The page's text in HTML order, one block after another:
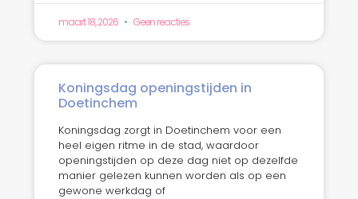
maart 18, 2026 Geen reacties
Koningsdag openingstijden in
Doetinchem
Koningsdag zorgt in Doetinchem voor een
heel eigen ritme in de stad, waardoor
openingstijden op deze dag niet op dezelfde
manier gelezen kunnen worden als op een
gewone werkdag of